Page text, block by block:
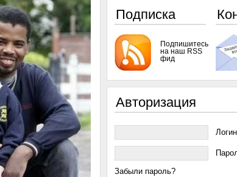
Подписка
Подпишитесь
на наш RSS
фид
Авторизация
Логин
Забыли пароль?